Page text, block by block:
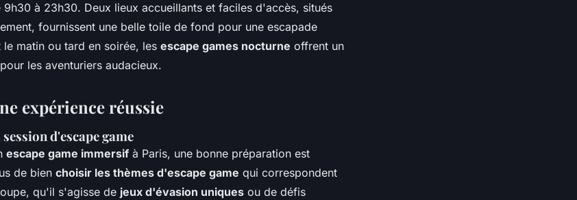
à 23h30. Deux lieux accueillants et faciles d'accès, situés
fournissent une belle toile de fond pour une escapade
matin ou tard en soirée, les escape games nocturne offrent un
les aventuriers audacieux.
expérience réussie
d'escape game
escape game immersif à Paris, une bonne préparation est
de bien choisir les thèmes d'escape game qui correspondent
qu'il s'agisse de jeux d'évasion uniques ou de défis